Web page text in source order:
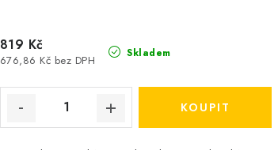
Skladem
676,86 Kč bez DPH
819 Kč